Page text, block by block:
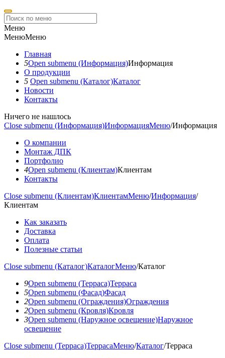
Меню
МенюМеню
Главная
5Open submenu (Информация)Информация
О продукции
5 Open submenu (Каталог)Каталог
Новости
Контакты
Ничего не нашлось
Close submenu (Информация)ИнформацияМеню/Информация
О компании
Монтаж ДПК
Портфолио
4Open submenu (Клиентам)Клиентам
Контакты
Close submenu (Клиентам)КлиентамМеню/Информация/
Клиентам
Как заказать
Доставка
Оплата
Полезные статьи
Close submenu (Каталог)КаталогМеню/Каталог
9Open submenu (Терраса)Терраса
5Open submenu (Фасад)Фасад
2Open submenu (Ограждения)Ограждения
2Open submenu (Кровля)Кровля
3Open submenu (Наружное освещение)Наружное
освещение
Close submenu (Терраса)ТеррасаМеню/Каталог/Терраса